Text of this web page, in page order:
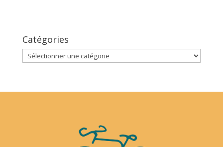
Catégories
Catégories